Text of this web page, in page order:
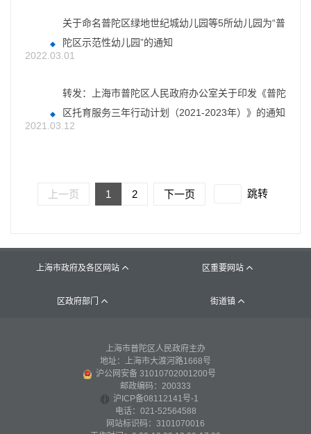
关于命名普陀区绿地世纪城幼儿园等5所幼儿园为“普
陀区示范性幼儿园”的通知
2022.03.01
转发：上海市普陀区人民政府办公室关于印发《普陀
区托育服务三年行动计划（2021-2023年）》的通知
2021.03.12
上一页 1 2 下一页 跳转
上海市政府及各区网站  区重要网站 
区政府部门  街道镇 
上海市普陀区人民政府主办
地址：上海市大渡河路1668号
沪公网安备 31010702001200号
邮政编码：200333
沪ICP备08112141号-1
电话：021-52564588
网站标识码：3101070016